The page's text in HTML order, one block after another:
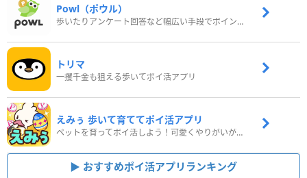
Powl（ポウル）
歩いたりアンケート回答など幅広い手段でポイントをゲット
トリマ
一攫千金も狙える歩いてポイ活アプリ
えみぅ 歩いて育ててポイ活アプリ
ペットを育ってポイ活しよう！可愛くやりがいがある新感覚アプリ
おすすめポイ活アプリランキング